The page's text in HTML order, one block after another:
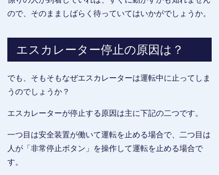
ので、そのまましばらく待っていてはいかがでしょうか。
エスカレーター停止の原因は？
でも、そもそもなぜエスカレーターは運転中に止ってしま
うのでしょうか？
エスカレーターが停止する原因は主に下記の二つです。
一つ目は安全装置が働いて運転を止める場合で、二つ目は
人が「非常停止ボタン」を操作して運転を止める場合で
す。